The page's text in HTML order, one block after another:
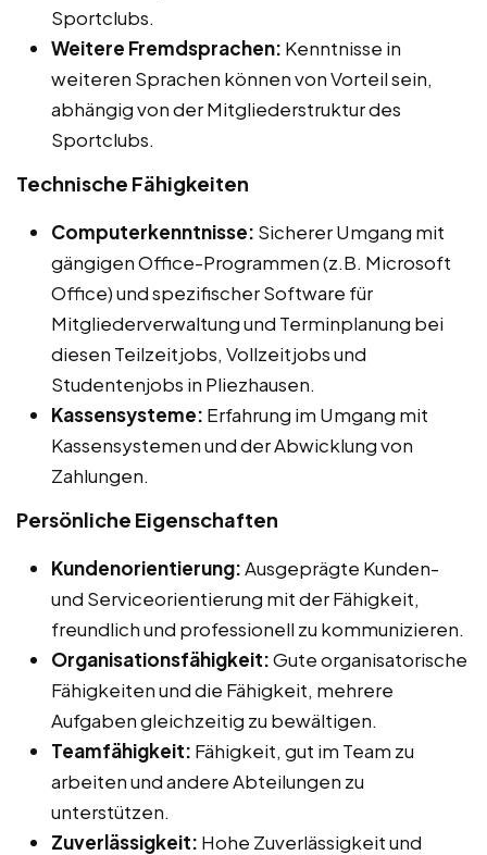
Sportclubs.
Weitere Fremdsprachen: Kenntnisse in
weiteren Sprachen können von Vorteil sein,
abhängig von der Mitgliederstruktur des
Sportclubs.
Technische Fähigkeiten
Computerkenntnisse: Sicherer Umgang mit
gängigen Office-Programmen (z.B. Microsoft
Office) und spezifischer Software für
Mitgliederverwaltung und Terminplanung bei
diesen Teilzeitjobs, Vollzeitjobs und
Studentenjobs in Pliezhausen.
Kassensysteme: Erfahrung im Umgang mit
Kassensystemen und der Abwicklung von
Zahlungen.
Persönliche Eigenschaften
Kundenorientierung:Ausgeprägte Kunden-
und Serviceorientierung mit der Fähigkeit,
freundlich und professionell zu kommunizieren.
Organisationsfähigkeit:Gute organisatorische
Fähigkeiten und die Fähigkeit, mehrere
Aufgaben gleichzeitig zu bewältigen.
Teamfähigkeit: Fähigkeit, gut im Team zu
arbeiten und andere Abteilungen zu
unterstützen.
Zuverlässigkeit: Hohe Zuverlässigkeit und